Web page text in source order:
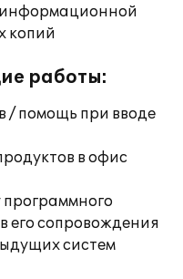
информационной
копий
работы:
/ помощь при вводе
в офис
его сопровождения
систем